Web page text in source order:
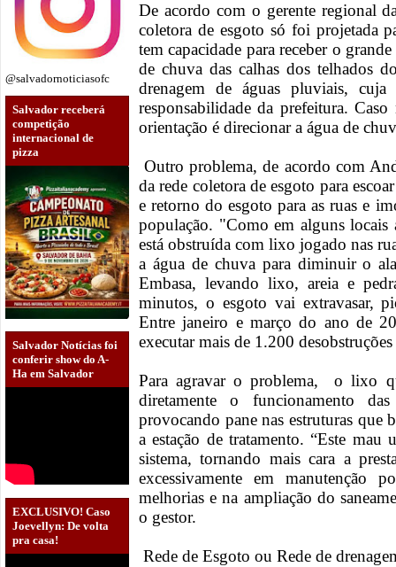
@salvadornoticiasofc
Salvador receberá
competição
internacional de
pizza
Salvador Notícias foi
conferir show do A-
Ha em Salvador
EXCLUSIVO! Caso
Joevellyn: De volta
pra casa!
De acordo com o gerente regional
coletora de esgoto só foi projetada
tem capacidade para receber o
de chuva das calhas dos telhados
drenagem de águas pluviais,
responsabilidade da prefeitura.
orientação é direcionar a água de
Outro problema, de acordo com
da rede coletora de esgoto para
e retorno do esgoto para as ruas e
população. "Como em alguns locais
está obstruída com lixo jogado nas
a água de chuva para diminuir o
Embasa, levando lixo, areia e
minutos, o esgoto vai extravasar,
Entre janeiro e março do ano de
executar mais de 1.200
Para agravar o problema, o lixo
diretamente o funcionamento
provocando pane nas estruturas que
a estação de tratamento. “Este
sistema, tornando mais cara a
excessivamente em manutenção
melhorias e na ampliação do
o gestor.
Rede de Esgoto ou Rede de